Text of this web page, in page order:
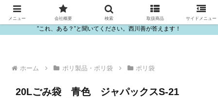
ビニール・プラスチック製品の卸販売は西川善
”これ、ある？”と聞いてください。西川善が答えます！
ホーム ポリ製品・ポリ袋 ポリ袋
20Lごみ袋 青色 ジャパックスS-21
メニュー 会社概要 検索 取扱商品 サイドメニュー